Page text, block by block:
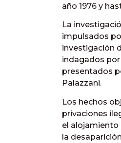
año 1976 y
La
impulsados
investigación
indagados por
presentados
Palazzani.
Los hechos
privaciones
el alojamiento
la